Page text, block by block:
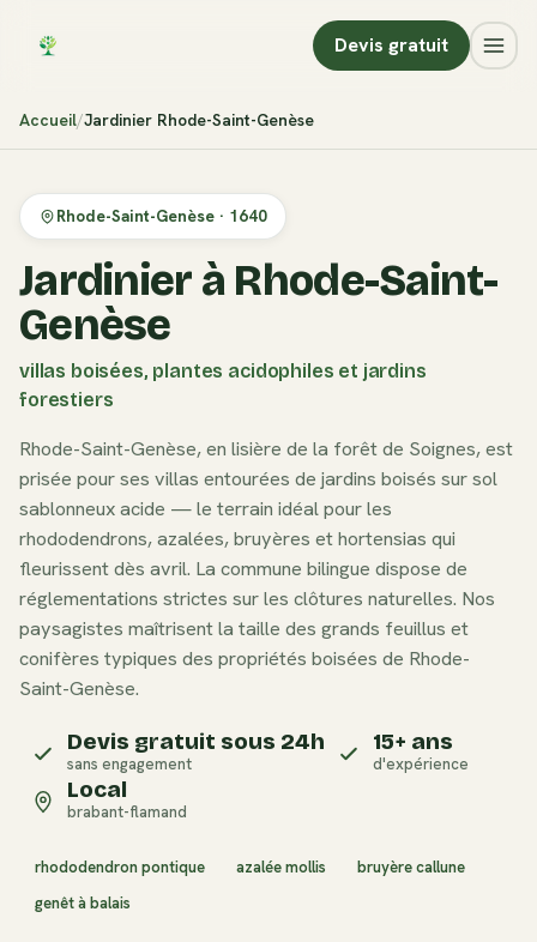
Devis gratuit
Accueil Jardinier Rhode-Saint-Genèse
Rhode-Saint-Genèse · 1640
Jardinier à Rhode-Saint-
Genèse
villas boisées, plantes acidophiles et jardins
forestiers
Rhode-Saint-Genèse, en lisière de la forêt de Soignes, est
prisée pour ses villas entourées de jardins boisés sur sol
sablonneux acide — le terrain idéal pour les
rhododendrons, azalées, bruyères et hortensias qui
fleurissent dès avril. La commune bilingue dispose de
réglementations strictes sur les clôtures naturelles. Nos
paysagistes maîtrisent la taille des grands feuillus et
conifères typiques des propriétés boisées de Rhode-
Saint-Genèse.
Devis gratuit sous 24h
sans engagement
15+ ans
d'expérience
Local
brabant-flamand
rhododendron pontique azalée mollis
bruyère callune
genêt à balais